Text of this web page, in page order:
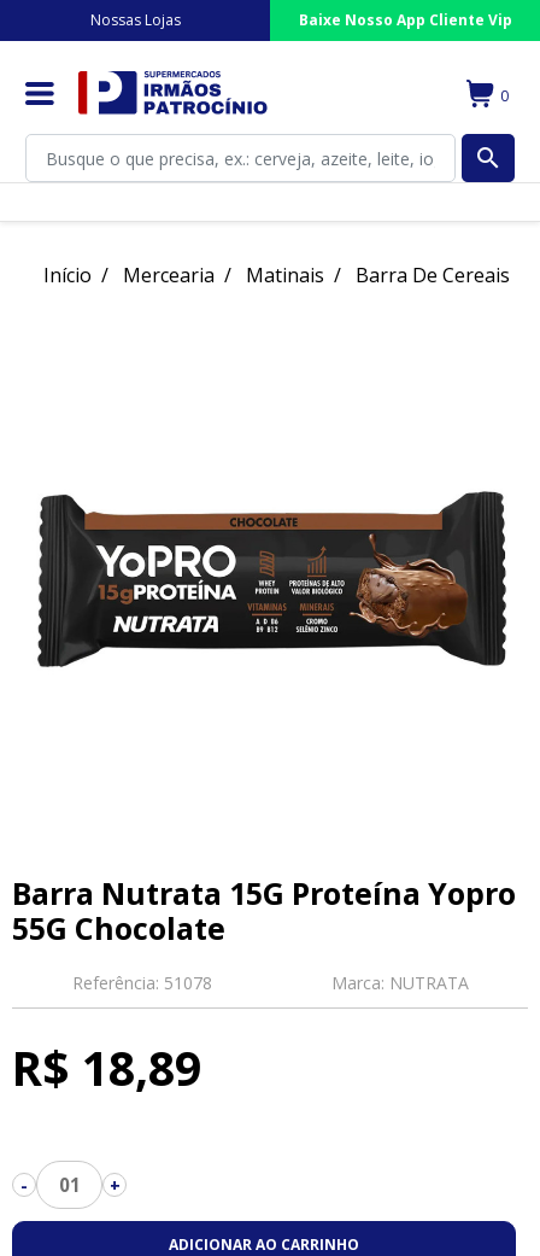
Nossas Lojas Baixe Nosso App Cliente Vip
0
search
Início Mercearia Matinais Barra De Cereais
Barra Nutrata 15G Proteína Yopro
55G Chocolate
Referência: 51078 Marca: NUTRATA
R$ 18,89
- 01 +
ADICIONAR AO CARRINHO